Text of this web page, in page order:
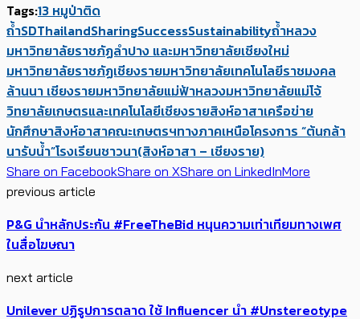
Tags:13 หมูป่าติด
ถ้ำSDThailandSharingSuccessSustainabilityถ้ำหลวง
มหาวิทยาลัยราชภัฏลำปาง และมหาวิทยาลัยเชียงใหม่
มหาวิทยาลัยราชภัฏเชียงรายมหาวิทยาลัยเทคโนโลยีราชมงคล
ล้านนา เชียงรายมหาวิทยาลัยแม่ฟ้าหลวงมหาวิทยาลัยแม่โจ้
วิทยาลัยเกษตรและเทคโนโลยีเชียงรายสิงห์อาสาเครือข่าย
นักศึกษาสิงห์อาสาคณะเกษตรฯทางภาคเหนือโครงการ “ต้นกล้า
นารับน้ำ”โรงเรียนชาวนา(สิงห์อาสา – เชียงราย)
Share on FacebookShare on XShare on LinkedInMore
previous article
P&G นำหลักประกัน #FreeTheBid หนุนความเท่าเทียมทางเพศ
ในสื่อโฆษณา
next article
Unilever ปฏิรูปการตลาด ใช้ Influencer นำ #Unstereotype